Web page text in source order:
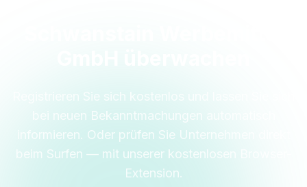
Registrieren Sie sich kostenlos und lassen Sie sich
bei neuen Bekanntmachungen automatisch
informieren. Oder prüfen Sie Unternehmen direkt
beim Surfen — mit unserer kostenlosen Browser-
Extension.